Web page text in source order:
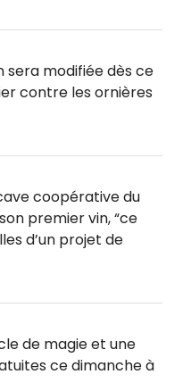
sera modifiée dès ce
contre les ornières
coopérative du
premier vin, “ce
d’un projet de
de magie et une
ce dimanche à